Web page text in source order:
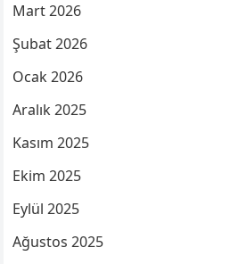
Mart 2026
Şubat 2026
Ocak 2026
Aralık 2025
Kasım 2025
Ekim 2025
Eylül 2025
Ağustos 2025